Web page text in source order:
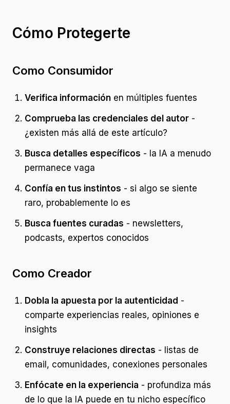
Cómo Protegerte
Como Consumidor
Verifica información en múltiples fuentes
Comprueba las credenciales del autor -
¿existen más allá de este artículo?
Busca detalles específicos - la IA a menudo
permanece vaga
Confía en tus instintos - si algo se siente
raro, probablemente lo es
Busca fuentes curadas - newsletters,
podcasts, expertos conocidos
Como Creador
Dobla la apuesta por la autenticidad -
comparte experiencias reales, opiniones e
insights
Construye relaciones directas - listas de
email, comunidades, conexiones personales
Enfócate en la experiencia - profundiza más
de lo que la IA puede en tu nicho específico